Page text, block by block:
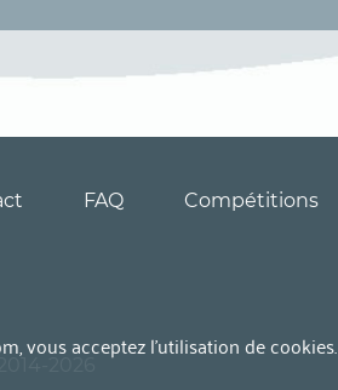
FAQ Compétitions
2026
vous acceptez l’utilisation de cookies.